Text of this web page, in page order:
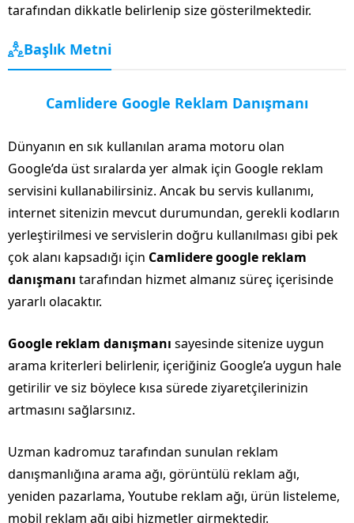
tarafından dikkatle belirlenip size gösterilmektedir.
Başlık Metni
Camlidere Google Reklam Danışmanı
Dünyanın en sık kullanılan arama motoru olan
Google’da üst sıralarda yer almak için Google reklam
servisini kullanabilirsiniz. Ancak bu servis kullanımı,
internet sitenizin mevcut durumundan, gerekli kodların
yerleştirilmesi ve servislerin doğru kullanılması gibi pek
çok alanı kapsadığı için Camlidere google reklam
danışmanı tarafından hizmet almanız süreç içerisinde
yararlı olacaktır.
Google reklam danışmanı sayesinde sitenize uygun
arama kriterleri belirlenir, içeriğiniz Google’a uygun hale
getirilir ve siz böylece kısa sürede ziyaretçilerinizin
artmasını sağlarsınız.
Uzman kadromuz tarafından sunulan reklam
danışmanlığına arama ağı, görüntülü reklam ağı,
yeniden pazarlama, Youtube reklam ağı, ürün listeleme,
mobil reklam ağı gibi hizmetler girmektedir.